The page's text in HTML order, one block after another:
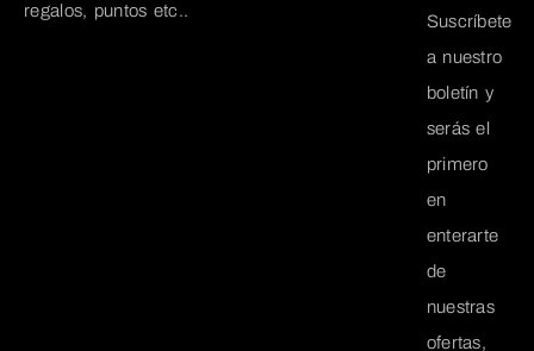
regalos, puntos etc..
Suscríbete
a nuestro
boletín y
serás el
primero
en
enterarte
de
nuestras
ofertas,